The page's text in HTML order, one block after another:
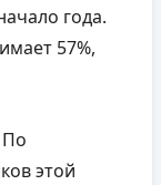
года.
57%,
этой